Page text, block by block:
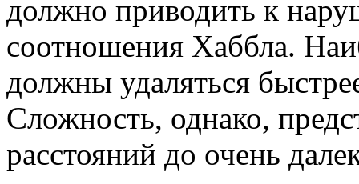
должно приводить к
соотношения Хаббла.
должны удаляться
Сложность, однако,
расстояний до очень